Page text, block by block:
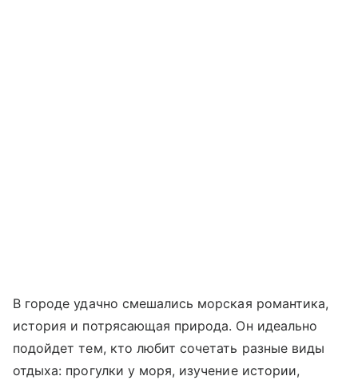
В городе удачно смешались морская романтика,
история и потрясающая природа. Он идеально
подойдет тем, кто любит сочетать разные виды
отдыха: прогулки у моря, изучение истории,